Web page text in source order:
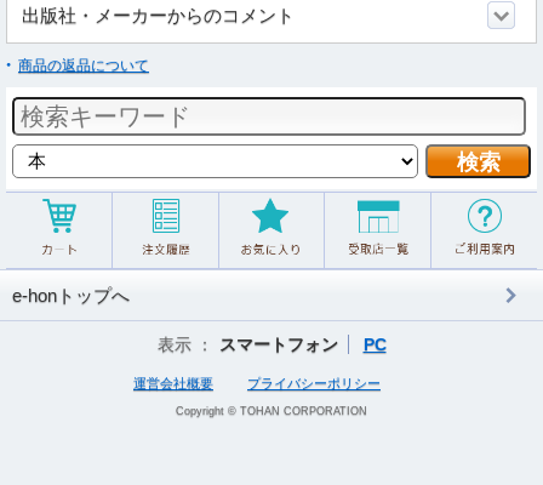
出版社・メーカーからのコメント
商品の返品について
e-honトップへ
表示 ： スマートフォン PC
運営会社概要 プライバシーポリシー
Copyright © TOHAN CORPORATION